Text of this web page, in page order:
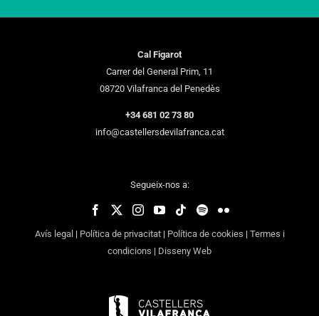
Cal Figarot
Carrer del General Prim, 11
08720 Vilafranca del Penedès
+34 681 02 73 80
info@castellersdevilafranca.cat
Segueix-nos a:
Avís legal | Política de privacitat| Política de cookies | Termes i
condicions | Disseny Web